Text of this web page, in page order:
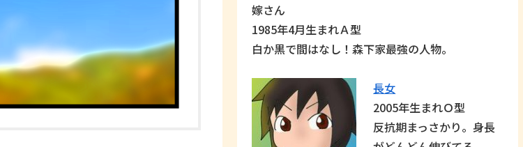
嫁さん
1985年4月生まれＡ型
白か黒で間はなし！森下家最強の人物。
長女
2005年生まれＯ型
反抗期まっさかり。身長